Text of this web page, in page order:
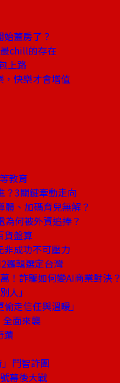
蓋房了？
chill的存在
上路
快樂才會增值
教育
？3關鍵牽動走向
、加碼育兒無解？
何被外資追捧？
貨盤算
成功不可壓力
邏輯選定台灣
！詐騙如何變AI商業對決？
人」
走信任與溫暖」
面來襲
蹟
鬥智詐團
幕後大戰